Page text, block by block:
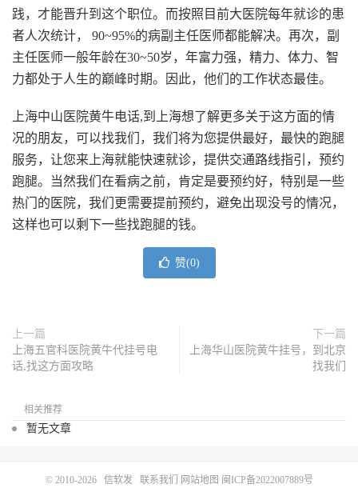
践，才能晋升到这个职位。而按照目前大医院每年就诊的患
者人次统计， 90~95%的病副主任医师都能解决。再次，副
主任医师一般年龄在30~50岁，年富力强，精力、体力、智
力都处于人生的巅峰时期。因此，他们的工作状态最佳。
上海中山医院黄牛电话,到上海想了解更多关于这方面的情
况的朋友，可以找我们，我们将为您提供最好，最快的跑腿
服务，让您来上海就能快速就诊，提供交通路线指引，预约
跑腿。当然我们在看病之前，肯定是要预约好，特别是一些
热门的医院，我们更需要提前预约，避免出现没号的情况，
这样也可以剩下一些找跑腿的钱。
赞(0)
上一篇
上海五官科医院黄牛代挂号电
话,找这方面攻略
下一篇
上海华山医院黄牛挂号，到北京
找我们
相关推荐
暂无文章
© 2010-2026 信软发 联系我们 网站地图 闽ICP备2022007889号